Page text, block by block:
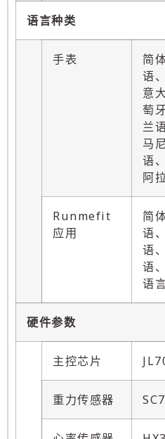
语言种类
手表
简
语
意
萄
兰
马
语
阿
Runmefit
应用
简
语
语
语
语
硬件参数
主控芯片
重力传感器